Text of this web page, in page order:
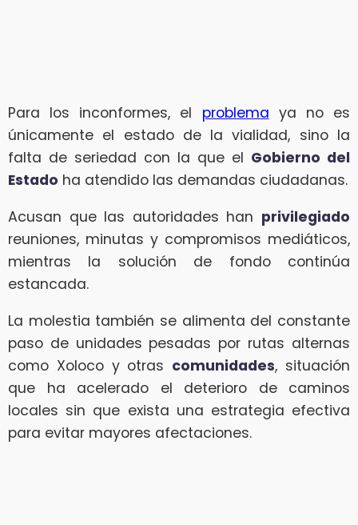
Para los inconformes, el problema ya no es
únicamente el estado de la vialidad, sino la
falta de seriedad con la que el Gobierno del
Estado ha atendido las demandas ciudadanas.
Acusan que las autoridades han privilegiado
reuniones, minutas y compromisos mediáticos,
mientras la solución de fondo continúa
estancada.
La molestia también se alimenta del constante
paso de unidades pesadas por rutas alternas
como Xoloco y otras comunidades, situación
que ha acelerado el deterioro de caminos
locales sin que exista una estrategia efectiva
para evitar mayores afectaciones.